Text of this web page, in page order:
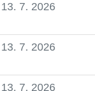
13. 7. 2026
13. 7. 2026
13. 7. 2026